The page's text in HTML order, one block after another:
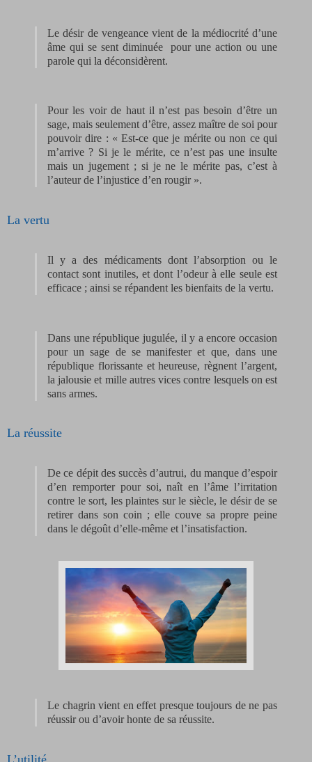
Le désir de vengeance vient de la médiocrité d’une
âme qui se sent diminuée
pour une action ou une
parole qui la déconsidèrent.
Pour les voir de haut il n’est pas besoin d’être un
sage, mais seulement d’être, assez maître de soi pour
pouvoir dire : « Est-ce que je mérite ou non ce qui
m’arrive ? Si je le mérite, ce n’est pas une insulte
mais un jugement ; si je ne le mérite pas, c’est à
l’auteur de l’injustice d’en rougir ».
La vertu
Il y a des médicaments dont l’absorption ou le
contact sont inutiles, et dont l’odeur à elle seule est
efficace ; ainsi se répandent les bienfaits de la vertu.
Dans une république jugulée, il y a encore occasion
pour un sage de se manifester et que, dans une
république florissante et heureuse, règnent l’argent,
la jalousie et mille autres vices contre lesquels on est
sans armes.
La réussite
De ce dépit des succès d’autrui, du manque d’espoir
d’en remporter pour soi, naît en l’âme l’irritation
contre le sort, les plaintes sur le siècle, le désir de se
retirer dans son coin ; elle couve sa propre peine
dans le dégoût d’elle-même et l’insatisfaction.
Le chagrin vient en effet presque toujours de ne pas
réussir ou d’avoir honte de sa réussite.
L’utilité